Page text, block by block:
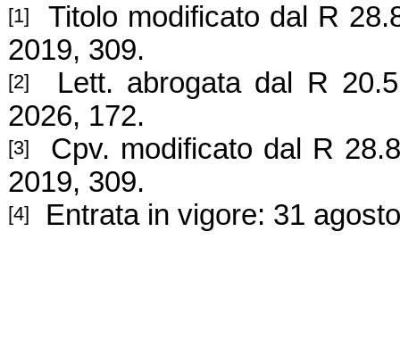
[1]
Titolo modificato dal R
2019, 309.
[2]
Lett. abrogata dal R
2026, 172.
[3]
Cpv. modificato dal R
2019, 309.
[4] Entrata in vigore: 31